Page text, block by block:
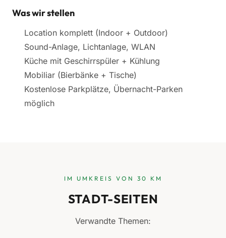
Was wir stellen
Location komplett (Indoor + Outdoor)
Sound-Anlage, Lichtanlage, WLAN
Küche mit Geschirrspüler + Kühlung
Mobiliar (Bierbänke + Tische)
Kostenlose Parkplätze, Übernacht-Parken
möglich
IM UMKREIS VON 30 KM
STADT-SEITEN
Verwandte Themen: